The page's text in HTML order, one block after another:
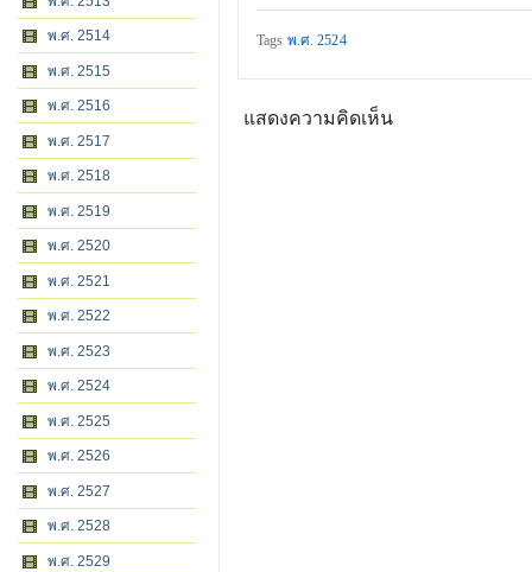
พ.ศ. 2514
พ.ศ. 2515
พ.ศ. 2516
พ.ศ. 2517
พ.ศ. 2518
พ.ศ. 2519
พ.ศ. 2520
พ.ศ. 2521
พ.ศ. 2522
พ.ศ. 2523
พ.ศ. 2524
พ.ศ. 2525
พ.ศ. 2526
พ.ศ. 2527
พ.ศ. 2528
พ.ศ. 2529
Tags พ.ศ. 2524
แสดงความคิดเห็น